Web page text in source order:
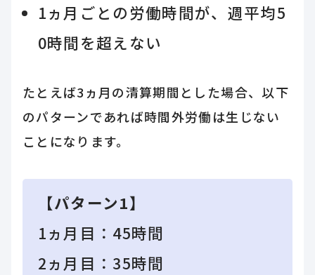
1ヵ月ごとの労働時間が、週平均5
0時間を超えない
たとえば3ヵ月の清算期間とした場合、以下
のパターンであれば時間外労働は生じない
ことになります。
【パターン1】
1ヵ月目：45時間
2ヵ月目：35時間